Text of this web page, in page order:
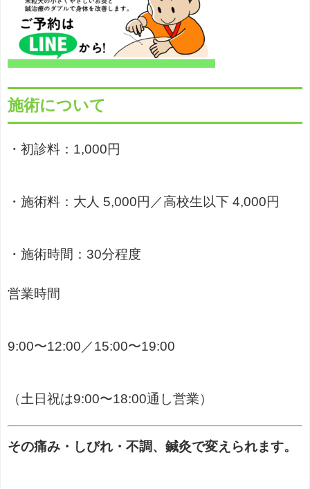
施術について
・初診料：1,000円
・施術料：大人 5,000円／高校生以下 4,000円
・施術時間：30分程度
営業時間
9:00〜12:00／15:00〜19:00
（土日祝は9:00〜18:00通し営業）
その痛み・しびれ・不調、鍼灸で変えられます。